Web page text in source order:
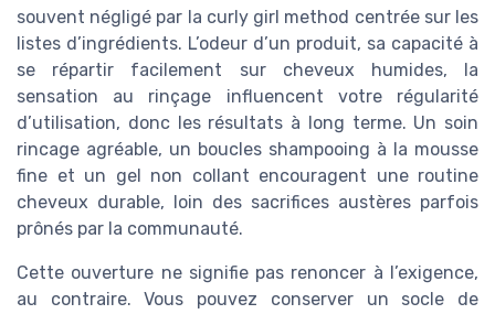
souvent négligé par la curly girl method centrée sur les
listes d’ingrédients. L’odeur d’un produit, sa capacité à
se répartir facilement sur cheveux humides, la
sensation au rinçage influencent votre régularité
d’utilisation, donc les résultats à long terme. Un soin
rincage agréable, un boucles shampooing à la mousse
fine et un gel non collant encouragent une routine
cheveux durable, loin des sacrifices austères parfois
prônés par la communauté.
Cette ouverture ne signifie pas renoncer à l’exigence,
au contraire. Vous pouvez conserver un socle de